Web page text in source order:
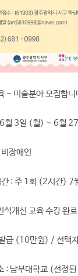
- 미술분야 모집합니
월 3일 (월) ~ 6월
장애인
: 주 1회 (2시간) 7
교육 수강 완료
만원) / 선택
대학교 (선정된